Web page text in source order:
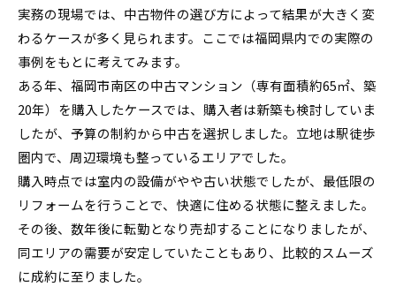
実務の現場では、中古物件の選び方によって結果が大きく変
わるケースが多く見られます。ここでは福岡県内での実際の
事例をもとに考えてみます。
ある年、福岡市南区の中古マンション（専有面積約65㎡、築
20年）を購入したケースでは、購入者は新築も検討していま
したが、予算の制約から中古を選択しました。立地は駅徒歩
圏内で、周辺環境も整っているエリアでした。
購入時点では室内の設備がやや古い状態でしたが、最低限の
リフォームを行うことで、快適に住める状態に整えました。
その後、数年後に転勤となり売却することになりましたが、
同エリアの需要が安定していたこともあり、比較的スムーズ
に成約に至りました。